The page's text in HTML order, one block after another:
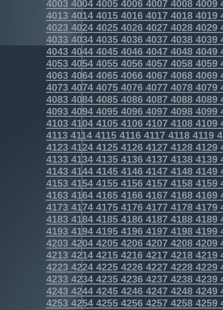
4003400440054006400740084009
4013401440154016401740184019
4023402440254026402740284029
4033403440354036403740384039
4043404440454046404740484049
4053405440554056405740584059
4063406440654066406740684069
4073407440754076407740784079
4083408440854086408740884089
4093409440954096409740984099
4103410441054106410741084109
4113411441154116411741184119
4123412441254126412741284129
4133413441354136413741384139
4143414441454146414741484149
4153415441554156415741584159
4163416441654166416741684169
4173417441754176417741784179
4183418441854186418741884189
4193419441954196419741984199
4203420442054206420742084209
4213421442154216421742184219
4223422442254226422742284229
4233423442354236423742384239
4243424442454246424742484249
4253425442554256425742584259